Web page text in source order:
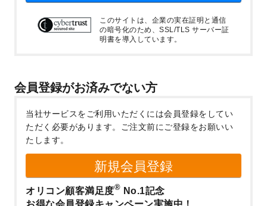
このサイトは、企業の実在証明と通信
の暗号化のため、SSL/TLS サーバー証
明書を導入しています。
会員登録がお済みでない方
当社サービスをご利用いただくには会員登録をしてい
ただく必要があります。
ご注文前にご登録をお願いい
たします。
新規会員登録
オリコン顧客満足度® No.1記念
お得な会員登録キャンペーン実施中！